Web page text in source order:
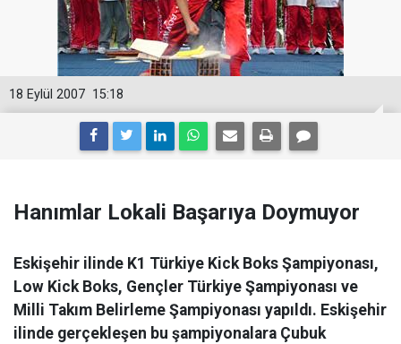
15:18
18 Eylül 2007
Hanımlar Lokali Başarıya Doymuyor
Eskişehir ilinde K1 Türkiye Kick Boks Şampiyonası,
Low Kick Boks, Gençler Türkiye Şampiyonası ve
Milli Takım Belirleme Şampiyonası yapıldı. Eskişehir
ilinde gerçekleşen bu şampiyonalara Çubuk